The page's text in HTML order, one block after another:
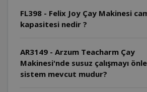
FL398 - Felix Joy Çay Makinesi
kapasitesi nedir ?
AR3149 - Arzum Teacharm Çay
Makinesi'nde susuz çalışmayı
sistem mevcut mudur?